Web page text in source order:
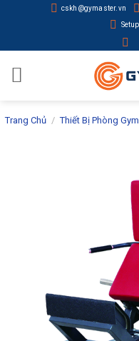
cskh@gymaster.vn
Trang Chủ / Thiết Bị Phòng